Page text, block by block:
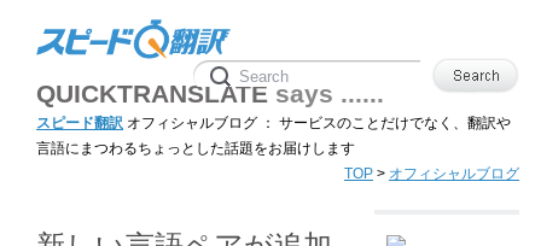
QUICKTRANSLATE says ......
スピード翻訳 オフィシャルブログ ： サービスのことだけでなく、翻訳や
言語にまつわるちょっとした話題をお届けします
TOP > オフィシャルブログ